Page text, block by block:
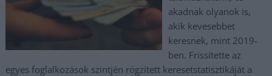
akadnak olyanok is,
akik kevesebbet
keresnek, mint 2019-
ben. Frissítette az
egyes foglalkozások szintjén rögzített keresetstatisztikáját a